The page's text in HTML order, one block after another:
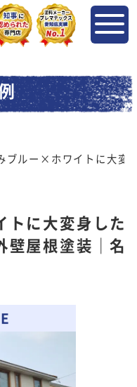
ブルー×ホワイトに大変
トに大変身した
壁屋根塗装｜名